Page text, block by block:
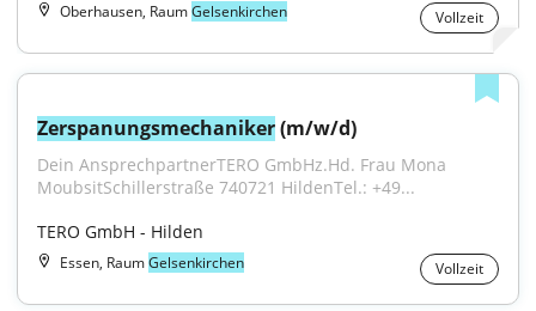
Oberhausen, RaumGelsenkirchen Vollzeit
Zerspanungsmechaniker (m/w/d)
Dein AnsprechpartnerTERO GmbHz.Hd. Frau Mona
MoubsitSchillerstraße 740721 HildenTel.: +49...
TERO GmbH - Hilden
Essen, RaumGelsenkirchen Vollzeit